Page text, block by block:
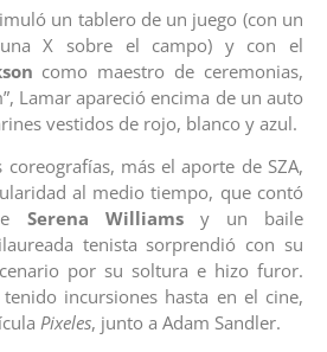
un tablero de un juego (con un
X sobre el campo) y con el
como maestro de ceremonias,
Lamar apareció encima de un auto
vestidos de rojo, blanco y azul.
más el aporte de SZA,
al medio tiempo, que contó
Serena Williamsy un baile
tenista sorprendió con su
por su soltura e hizo furor.
incursiones hasta en el cine,
Pixeles, junto a Adam Sandler.